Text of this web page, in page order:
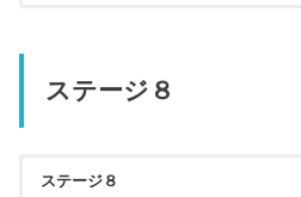
ステージ８
ステージ８